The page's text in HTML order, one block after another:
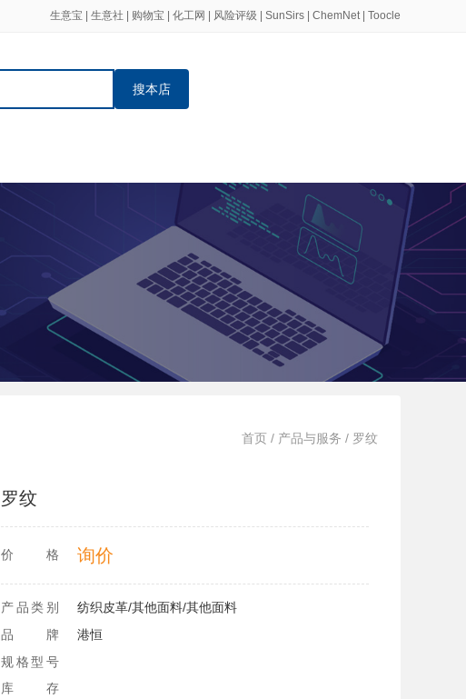
生意宝 生意社 购物宝 化工网 风险评级 SunSirs ChemNet| Toocle
搜本店
首页 / 产品与服务 / 罗纹
罗纹
价格 询价
产品类别
纺织皮革/其他面料/其他面料
品牌
港恒
规格型号
库存